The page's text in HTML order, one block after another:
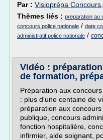
Par : Visioprépa
Thèmes liés : preparation au
concours police nationale / date
administratif police nationale /
Vidéo :
de formation,
Préparation aux
: plus d'une centaine de
préparation aux concours
publique, concours
fonction hospitalière,
infirmier, aide soignant,